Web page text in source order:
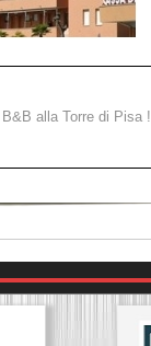
alla Torre di Pisa !